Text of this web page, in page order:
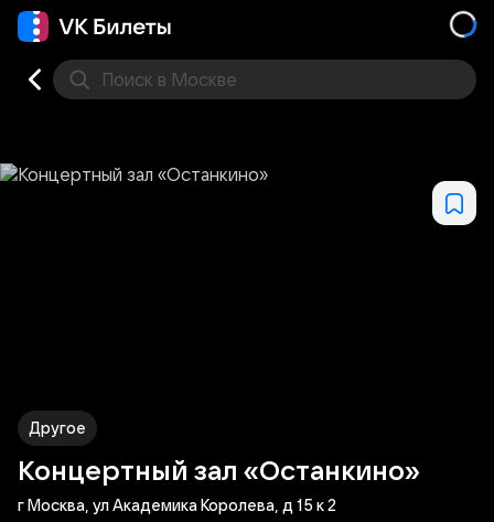
Поиск в Москве
Другое
Концертный зал «Останкино»
г Москва, ул Академика Королева, д 15 к 2